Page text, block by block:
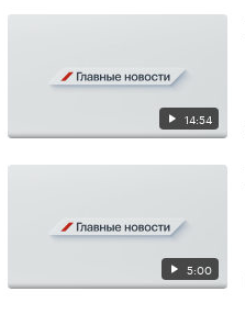
14:54
5:00